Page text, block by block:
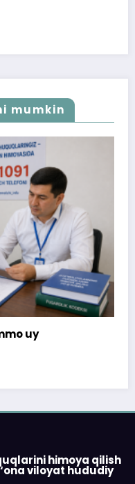
mumkin